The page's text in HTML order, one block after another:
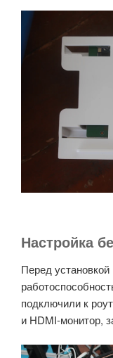
Настройка
Перед
подключили к
и HDMI-монитор,